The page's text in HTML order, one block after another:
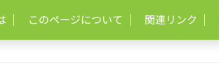
このページについて 関連リンク